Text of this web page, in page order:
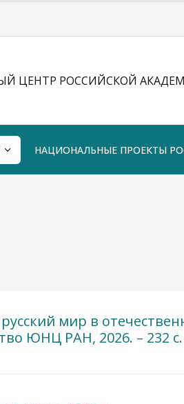
ЦЕНТР РОССИЙСКОЙ
НАЦИОНАЛЬНЫЕ ПРОЕКТЫ
мир в
ЮНЦ РАН, 2026. – 232 с.